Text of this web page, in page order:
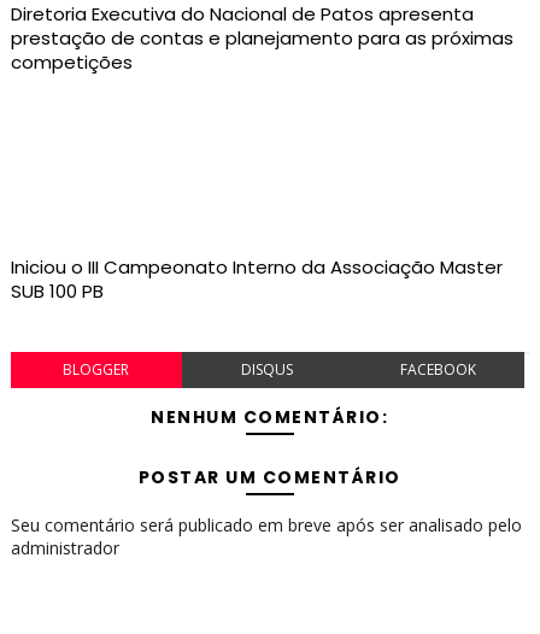
Diretoria Executiva do Nacional de Patos apresenta
prestação de contas e planejamento para as próximas
competições
Iniciou o III Campeonato Interno da Associação Master
SUB 100 PB
BLOGGER DISQUS FACEBOOK
NENHUM COMENTÁRIO:
POSTAR UM COMENTÁRIO
Seu comentário será publicado em breve após ser analisado pelo
administrador